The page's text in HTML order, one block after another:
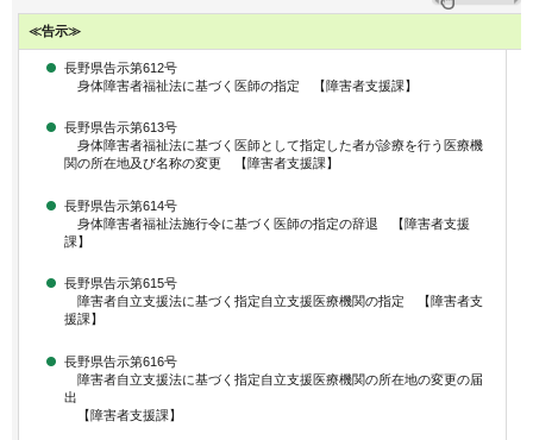
≪告示≫
長野県告示第612号
身体障害者福祉法に基づく医師の指定 【障害者支援課】
長野県告示第613号
身体障害者福祉法に基づく医師として指定した者が診療を行う医療機
関の所在地及び名称の変更 【障害者支援課】
長野県告示第614号
身体障害者福祉法施行令に基づく医師の指定の辞退 【障害者支援
課】
長野県告示第615号
障害者自立支援法に基づく指定自立支援医療機関の指定 【障害者支
援課】
長野県告示第616号
障害者自立支援法に基づく指定自立支援医療機関の所在地の変更の届
出
【障害者支援課】